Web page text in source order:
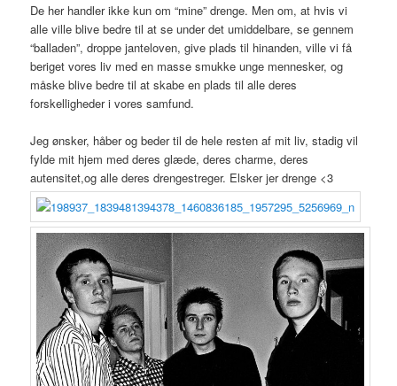
De her handler ikke kun om “mine” drenge. Men om, at hvis vi
alle ville blive bedre til at se under det umiddelbare, se gennem
“balladen”, droppe janteloven, give plads til hinanden, ville vi få
beriget vores liv med en masse smukke unge mennesker, og
måske blive bedre til at skabe en plads til alle deres
forskelligheder i vores samfund.
Jeg ønsker, håber og beder til de hele resten af mit liv, stadig vil
fylde mit hjem med deres glæde, deres charme, deres
autensitet,og alle deres drengestreger. Elsker jer drenge <3